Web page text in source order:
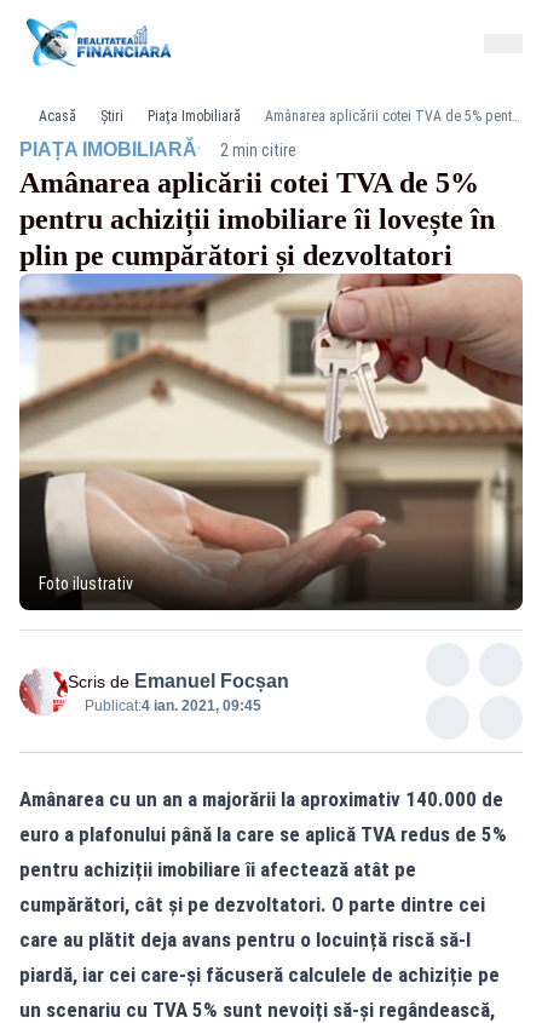
Acasă Știri Piața Imobiliară Amânarea aplicării cotei TVA de 5% pentru achiziții imobiliare îi lovește în plin pe cumpărători și dezvoltatori
PIAȚA IMOBILIARĂ· 2 min citire
Amânarea aplicării cotei TVA de 5%
pentru achiziții imobiliare îi lovește în
plin pe cumpărători și dezvoltatori
Foto ilustrativ
Scris de Emanuel Focșan
Publicat:4 ian. 2021, 09:45
Amânarea cu un an a majorării la aproximativ 140.000 de
euro a plafonului până la care se aplică TVA redus de 5%
pentru achiziții imobiliare îi afectează atât pe
cumpărători, cât și pe dezvoltatori. O parte dintre cei
care au plătit deja avans pentru o locuință riscă să-l
piardă, iar cei care-și făcuseră calculele de achiziție pe
un scenariu cu TVA 5% sunt nevoiți să-și regândească,